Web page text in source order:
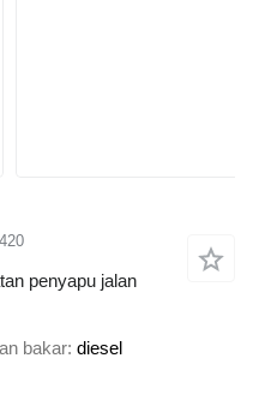
penyapu jalan
bakar diesel